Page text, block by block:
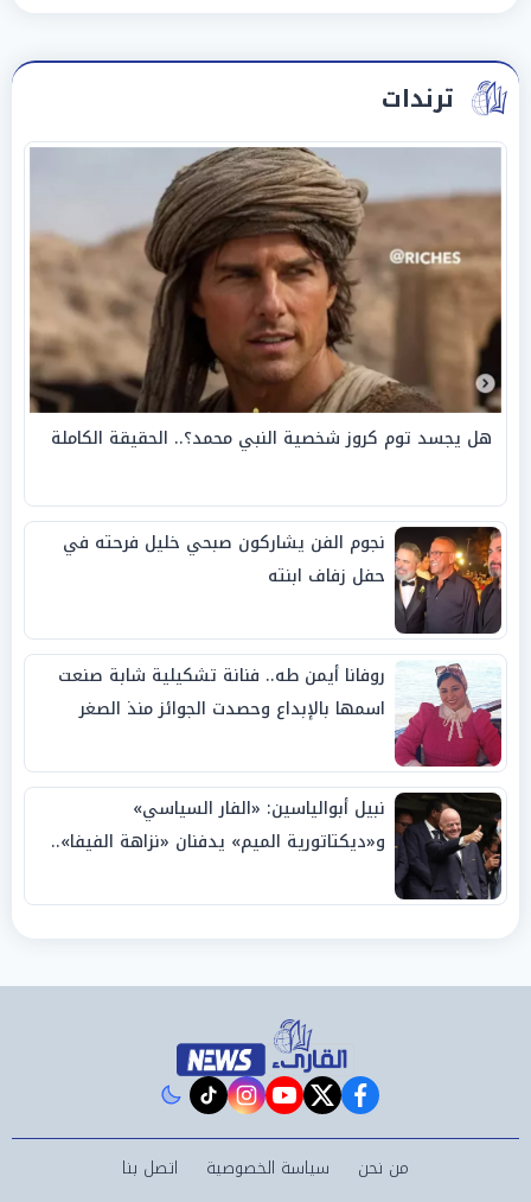
ترندات
هل يجسد توم كروز شخصية النبي محمد؟.. الحقيقة الكاملة
نجوم الفن يشاركون صبحي خليل فرحته في
حفل زفاف ابنته
روفانا أيمن طه.. فنانة تشكيلية شابة صنعت
اسمها بالإبداع وحصدت الجوائز منذ الصغر
نبيل أبوالياسين: «الفار السياسي»
و«ديكتاتورية الميم» يدفنان «نزاهة الفيفا»..
facebook
twitter
youtube
instagram
tiktok
من نحن سياسة الخصوصية اتصل بنا